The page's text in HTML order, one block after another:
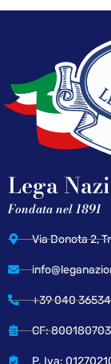
Lega
Fondata nel 1891
Via Donota 2,
+39 040
CF:
P. Iva: